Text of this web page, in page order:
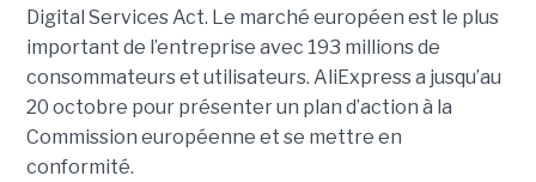
Digital Services Act. Le marché européen est le plus
important de l’entreprise avec 193 millions de
consommateurs et utilisateurs. AliExpress a jusqu’au
20 octobre pour présenter un plan d’action à la
Commission européenne et se mettre en
conformité.